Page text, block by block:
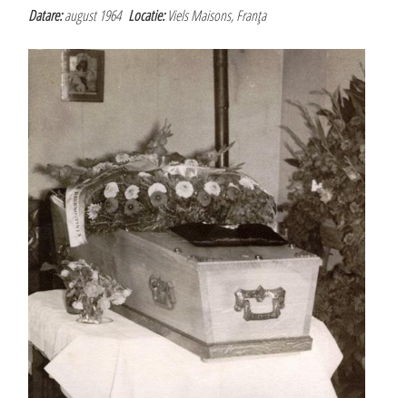
Datare:august 1964Locatie:Viels Maisons, Franţa